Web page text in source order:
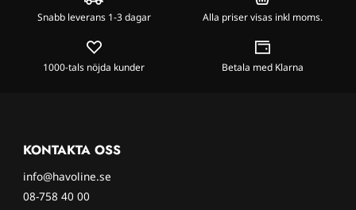
Snabb leverans 1-3 dagar Alla priser visas inkl moms.
1000-tals nöjda kunder Betala med Klarna
KONTAKTA OSS
info@havoline.se
08-758 40 00